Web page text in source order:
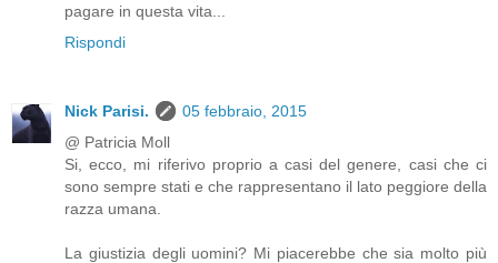
pagare in questa vita...
Rispondi
Nick Parisi.
05 febbraio, 2015
@ Patricia Moll
Si, ecco, mi riferivo proprio a casi del genere, casi che ci
sono sempre stati e che rappresentano il lato peggiore della
razza umana.
La giustizia degli uomini? Mi piacerebbe che sia molto più